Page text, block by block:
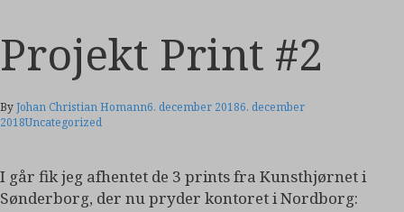
Projekt Print #2
ByJohan Christian Homann6. december 20186. december
2018Uncategorized
I går fik jeg afhentet de 3 prints fra Kunsthjørnet i
Sønderborg, der nu pryder kontoret i Nordborg: